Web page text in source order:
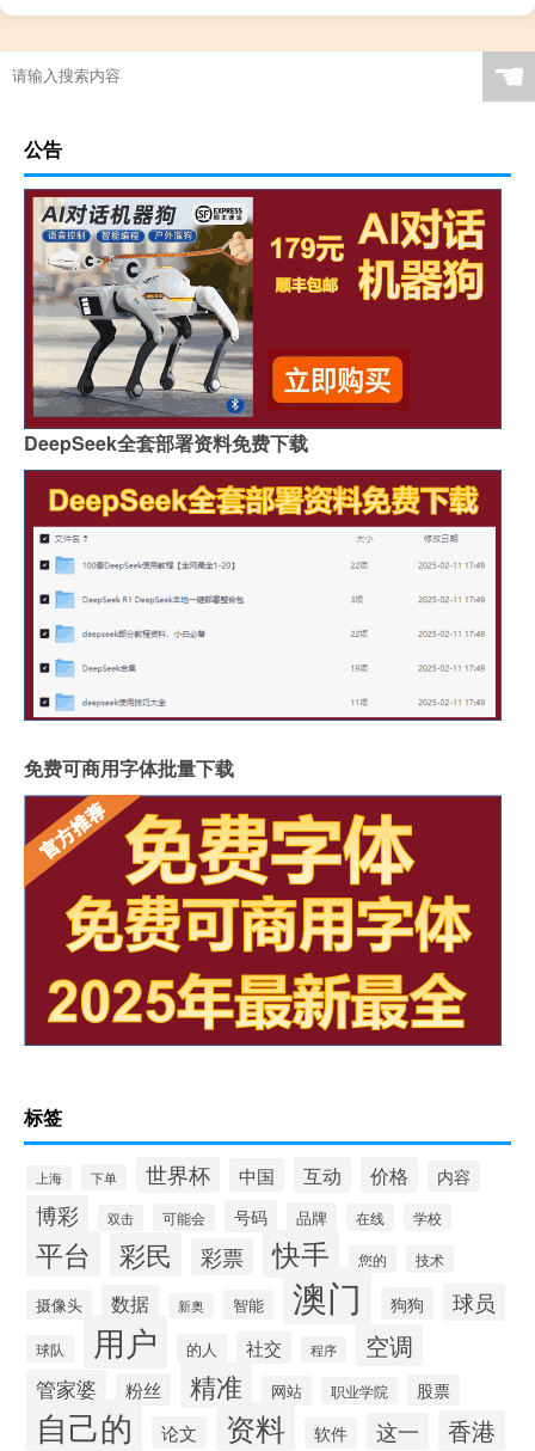
☚
公告
DeepSeek全套部署资料免费下载
免费可商用字体批量下载
标签
上海 下单 世界杯 中国 互动 价格 内容
博彩 双击 可能会 号码 品牌 在线 学校
平台 彩民 彩票 快手 您的 技术
摄像头 数据 新奥 智能 澳门 狗狗 球员
球队 用户 的人 社交 程序 空调
管家婆 粉丝 精准 网站 职业学院 股票
自己的 论文 资料 软件 这一 香港